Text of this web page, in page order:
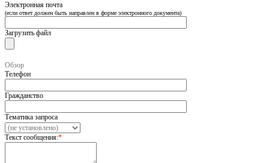
Электронная почта
(если ответ должен быть направлен в форме электронного документа)
Загрузить файл
Обзор
Телефон
Гражданство
Тематика запроса
Текст сообщения:*